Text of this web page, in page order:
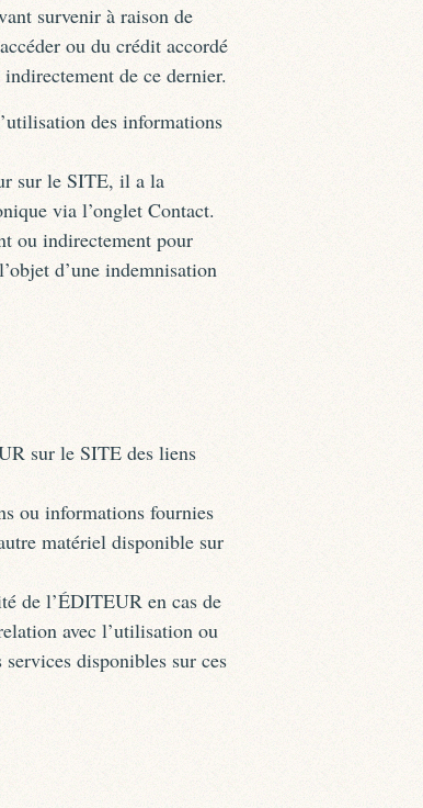
survenir à raison de
ou du crédit accordé
de ce dernier.
des informations
sur le SITE, il a la
via l’onglet Contact.
ou indirectement pour
d’une indemnisation
sur le SITE des liens
ou informations fournies
matériel disponible sur
de l’ÉDITEUR en cas de
avec l’utilisation ou
disponibles sur ces